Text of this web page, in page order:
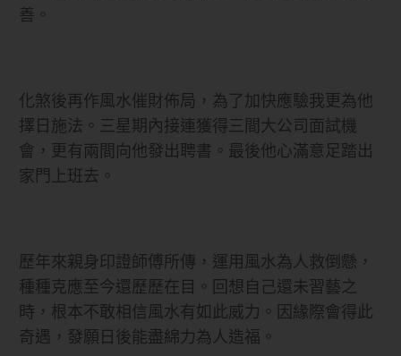
善。
化煞後再作風水催財佈局，為了加快應驗我更為他
擇日施法。三星期內接連獲得三間大公司面試機
會，更有兩間向他發出聘書。最後他心滿意足踏出
家門上班去。
歷年來親身印證師傅所傳，運用風水為人救倒懸，
種種克應至今還歷歷在目。回想自己還未習藝之
時，根本不敢相信風水有如此威力。因緣際會得此
奇遇，發願日後能盡綿力為人造福。